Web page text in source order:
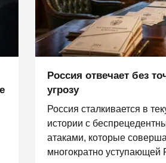
Россия отвечает без
угрозу
Россия сталкивается в
истории с
атаками, которые
многократно уступающей